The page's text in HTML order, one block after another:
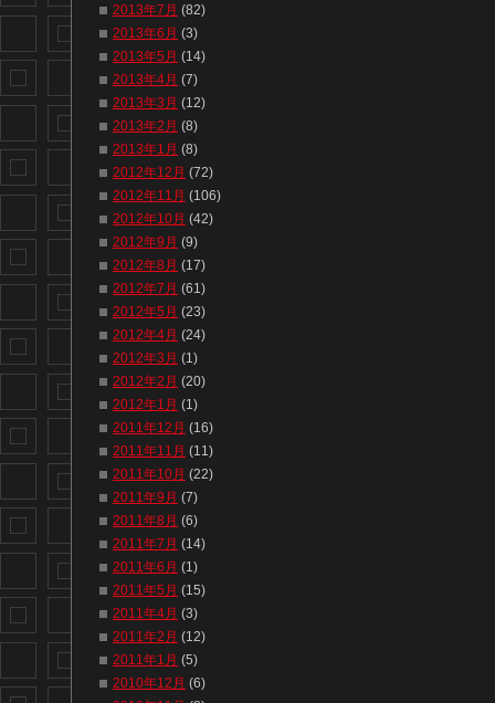
2013年7月 (82)
2013年6月 (3)
2013年5月 (14)
2013年4月 (7)
2013年3月 (12)
2013年2月 (8)
2013年1月 (8)
2012年12月 (72)
2012年11月 (106)
2012年10月 (42)
2012年9月 (9)
2012年8月 (17)
2012年7月 (61)
2012年5月 (23)
2012年4月 (24)
2012年3月 (1)
2012年2月 (20)
2012年1月 (1)
2011年12月 (16)
2011年11月 (11)
2011年10月 (22)
2011年9月 (7)
2011年8月 (6)
2011年7月 (14)
2011年6月 (1)
2011年5月 (15)
2011年4月 (3)
2011年2月 (12)
2011年1月 (5)
2010年12月 (6)